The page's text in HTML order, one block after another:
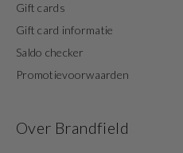
Gift cards
Gift card informatie
Saldo checker
Promotievoorwaarden
Over Brandfield